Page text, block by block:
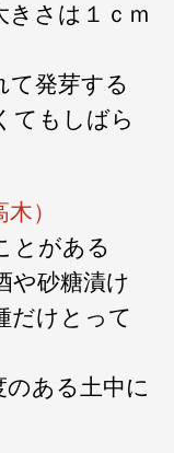
きさは１ｃｍ
て発芽する
てもしばら
）
とがある
や砂糖漬け
だけとって
ある土中に